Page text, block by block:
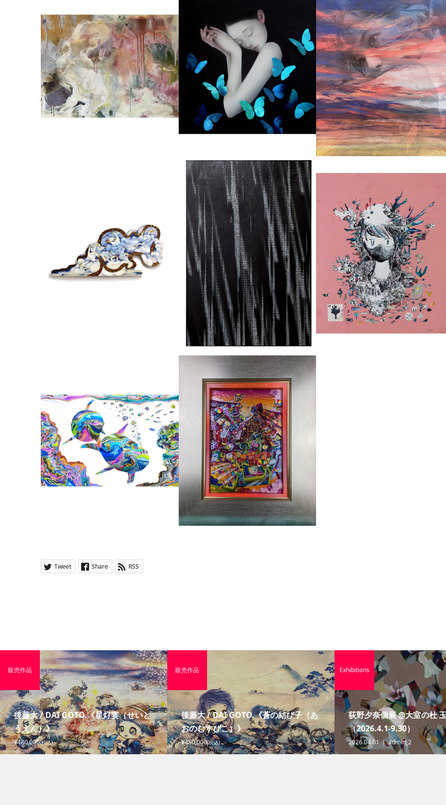
Tweet Share RSS
後藤大 / DAI GOTO.《星灯宴（せいと
うえん）》
¥480,000(税込)
販売作品
後藤大 / DAI GOTO.《蒼の結び子（あ
おのむすびこ）》
¥480,000(税込)
販売作品
荻野夕奈個展 @大室の杜
（2026.4.1-9.30）
2026.04.01 admin_2
Exhibitions